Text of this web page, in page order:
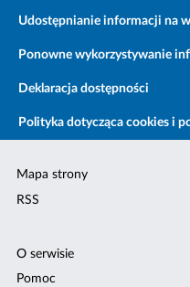
Udostępnianie informacji na
Ponowne wykorzystywanie
Deklaracja dostępności
Polityka dotycząca cookies i
Mapa strony
RSS
O serwisie
Pomoc